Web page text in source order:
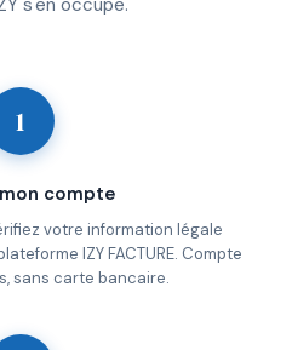
s'en occupe.
1
compte
votre information légale
IZY FACTURE. Compte
sans carte bancaire.